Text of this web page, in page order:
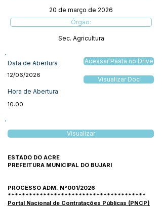
20 de março de 2026
Órgão:
Sec. Agricultura
Data de Abertura
12/06/2026
Hora de Abertura
10:00
Acessar Pasta no Drive
Visualizar Doc
Visualizar
ESTADO DO ACRE
PREFEITURA MUNICIPAL DO BUJARI
PROCESSO ADM. N°001/2026
***************************************
Portal Nacional de Contratações Públicas (PNCP)